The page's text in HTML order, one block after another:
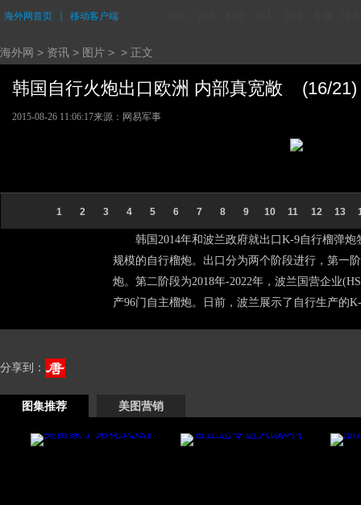
海外网首页 移动客户端
海外网 > 资讯 > 图片 > > 正文
韩国自行火炮出口欧洲 内部真宽敞 (16/21)
2015-08-26 11:06:17来源：网易军事
1 2 3 4 5 6 7 8 9 10 11 12 13
韩国2014年和波兰政府就出口K-9自行榴弹炮
规模的自行榴炮。出口分为两个阶段进行，第一
炮。第二阶段为2018年-2022年，波兰国营企业
产96门自主榴炮。日前，波兰展示了自行生产的
分享到：
图集推荐 美图营销